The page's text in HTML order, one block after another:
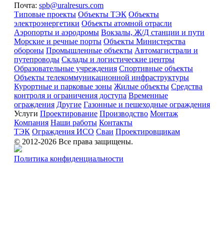
Почта: spb@uralresurs.com
Типовые проекты Объекты ТЭК Объекты
электроэнергетики Объекты атомной отрасли
Аэропорты и аэродромы Вокзалы, Ж/Д станции и пути
Морские и речные порты Объекты Министерства
обороны Промышленные объекты Автомагистрали и
путепроводы Склады и логистические центры
Образовательные учреждения Спортивные объекты
Объекты телекоммуникационной инфраструктуры
Курортные и парковые зоны Жилые объекты Средства
контроля и ограничения доступа Временные
ограждения Другие Газонные и пешеходные ограждения
Услуги Проектирование Производство Монтаж
Компания Наши работы Контакты
ТЭК Ограждения ИСО Сваи Проектировщикам
© 2012-2026 Все права защищены.
Политика конфиденциальности